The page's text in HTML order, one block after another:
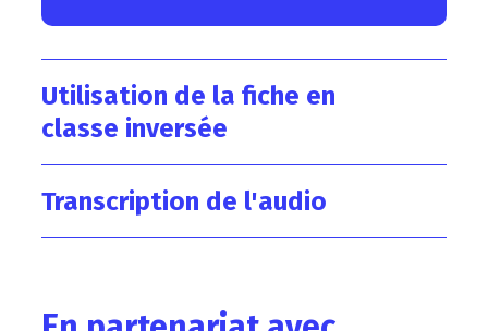
Utilisation de la fiche en
classe inversée
Transcription de l'audio